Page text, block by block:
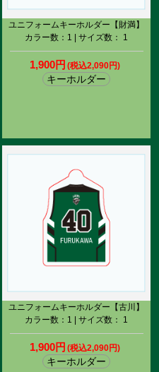
ユニフォームキーホルダー【財満】
カラー数：1 | サイズ数： 1
1,900円 (税込2,090円)
キーホルダー
ユニフォームキーホルダー【古川】
カラー数：1 | サイズ数： 1
1,900円 (税込2,090円)
キーホルダー